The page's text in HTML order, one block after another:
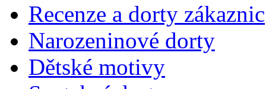
Recenze a dorty zákaznic
Narozeninové dorty
Dětské motivy